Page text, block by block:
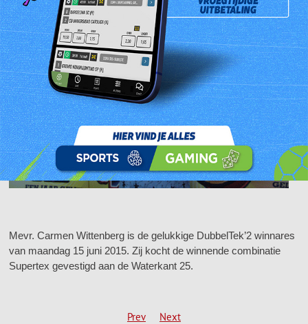
Mevr. Carmen Wittenberg is de gelukkige DubbelTek’2 winnares
van maandag 15 juni 2015. Zij kocht de winnende combinatie
Supertex gevestigd aan de Waterkant 25.
Prev Next